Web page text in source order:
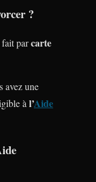
?
parcarte
avez une
àl’Aide